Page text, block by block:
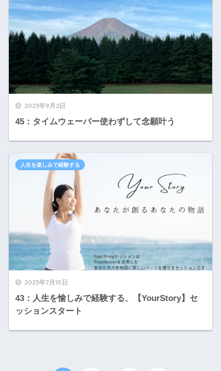
2023年9月2日
45：タイムウェーバー使わずして念願叶う
2023年7月15日
43：人生を愉しみで経験する、【YourStory】セ
ッションスタート
人生を楽しみで経験する